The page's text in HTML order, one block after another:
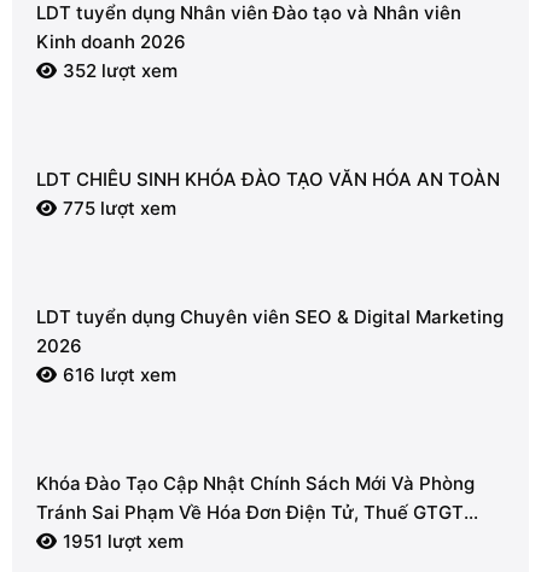
LDT tuyển dụng Nhân viên Đào tạo và Nhân viên
Kinh doanh 2026
352 lượt xem
LDT CHIÊU SINH KHÓA ĐÀO TẠO VĂN HÓA AN TOÀN
775 lượt xem
LDT tuyển dụng Chuyên viên SEO & Digital Marketing
2026
616 lượt xem
Khóa Đào Tạo Cập Nhật Chính Sách Mới Và Phòng
Tránh Sai Phạm Về Hóa Đơn Điện Tử, Thuế GTGT
20261951 lượt xem